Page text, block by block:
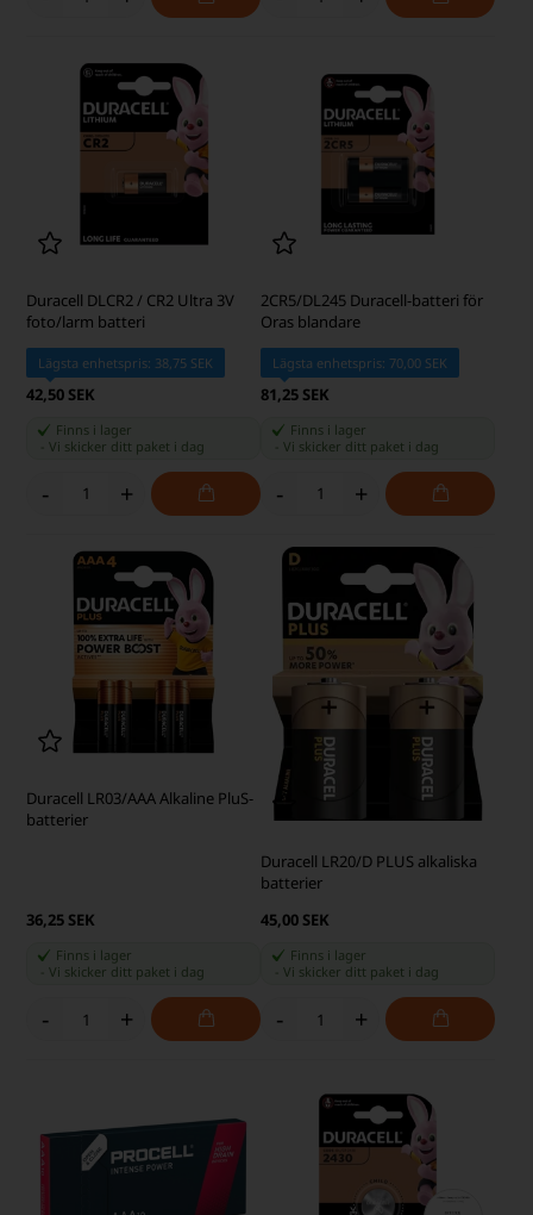
Duracell DLCR2 / CR2 Ultra 3V
foto/larm batteri
Lägsta enhetspris: 38,75 SEK
42,50 SEK
Finns i lager
-Vi skicker ditt paket i dag
- +
2CR5/DL245 Duracell-batteri för
Oras blandare
Lägsta enhetspris: 70,00 SEK
81,25 SEK
Finns i lager
Vi skicker ditt paket i dag
- +
Duracell LR03/AAA Alkaline PluS-
batterier
36,25 SEK
Finns i lager
-Vi skicker ditt paket i dag
- +
Duracell LR20/D PLUS alkaliska
batterier
45,00 SEK
Finns i lager
Vi skicker ditt paket i dag
- +